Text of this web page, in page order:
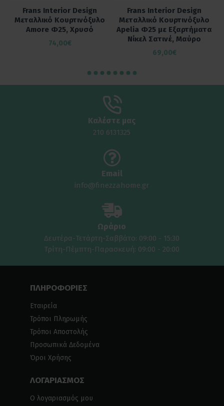
Frans Interior Design
Μεταλλικό Κουρτινόξυλο
Amore Φ25, Χρυσό
74,00€
Frans Interior Design
Μεταλλικό Κουρτινόξυλο
Apelia Φ25 με Εξαρτήματα
Νίκελ Σατινέ, Μαύρο
69,00€
Καλέστε μας
210 6131325
Email
info@finezzahome.gr
Ωράριο
Δευτέρα-Τετάρτη-Σαββάτο: 09:00 - 15:30
Τρίτη-Πέμπτη-Παρασκευή: 09:00 - 20:00
ΠΛΗΡΟΦΟΡΙΕΣ
Εταιρεία
Τρόποι Πληρωμής
Τρόποι Αποστολής
Προσωπικά Δεδομένα
Όροι Χρήσης
ΛΟΓΑΡΙΑΣΜΟΣ
Ο λογαριασμός μου